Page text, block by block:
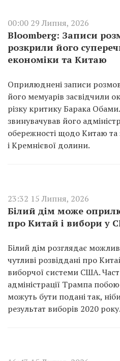
00:00 29 Липня, 2026
Bloomberg: Записи
розкрили його
економіки та Китаю
Оприлюднені записи
його мемуарів засвідчили
різку критику Барака
звинувачував його
обережності щодо Китаю та
і Кремнієвої долини.
23:32 15 Липня, 2026
Білий дім може
про Китай і вибори у
Білий дім розглядає
чутливі розвіддані про
виборчої системи США.
адміністрації Трампа
можуть бути подані так,
результат виборів 2020 року.